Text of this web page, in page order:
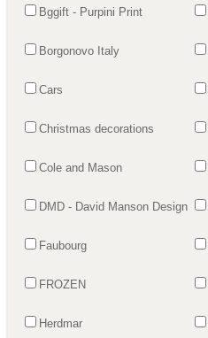
Bggift - Purpini Print
Borgonovo Italy
Cars
Christmas decorations
Cole and Mason
DMD - David Manson Design
Faubourg
FROZEN
Herdmar